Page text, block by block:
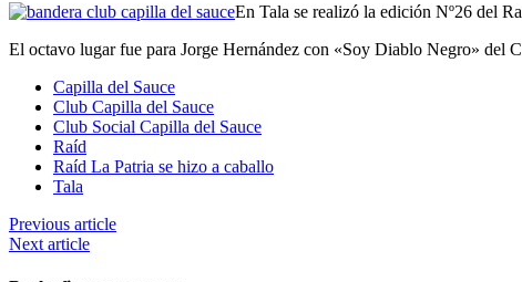
En Tala se realizó la edición Nº26 del
El octavo lugar fue para Jorge Hernández con «Soy Diablo Negro» del
Capilla del Sauce
Club Capilla del Sauce
Club Social Capilla del Sauce
Raíd
Raíd La Patria se hizo a caballo
Tala
Previous article
Next article